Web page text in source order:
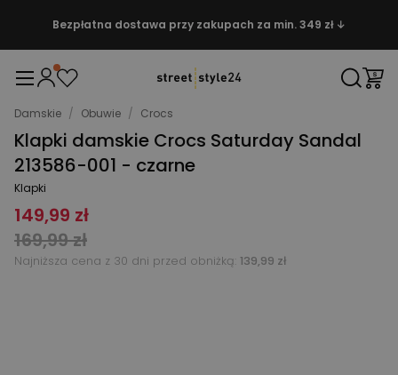
Bezpłatna dostawa przy zakupach za min. 349 zł ↓
Damskie / Obuwie / Crocs
Klapki damskie Crocs Saturday Sandal
213586-001 - czarne
Klapki
149,99 zł
169,99 zł
Najniższa cena z 30 dni przed obniżką: 139,99 zł